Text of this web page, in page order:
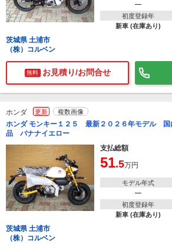
―
初度登録年
新車 (在庫あり)
茨城県 土浦市
（株）コルベン
無料 お見積り/お問合せ
ホンダ 更新 複数画像
ホンダ モンキー１２５ 最新２０２６年モデル 国
品 バナナイエロー
支払総額
51.5万円
モデル年式
―
初度登録年
新車 (在庫あり)
茨城県 土浦市
（株）コルベン